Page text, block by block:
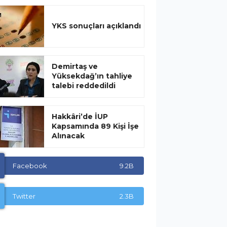
YKS sonuçları açıklandı
Demirtaş ve
Yüksekdağ’ın tahliye
talebi reddedildi
Hakkâri’de İUP
Kapsamında 89 Kişi İşe
Alınacak
Facebook 9.2B
Twitter 2.3B